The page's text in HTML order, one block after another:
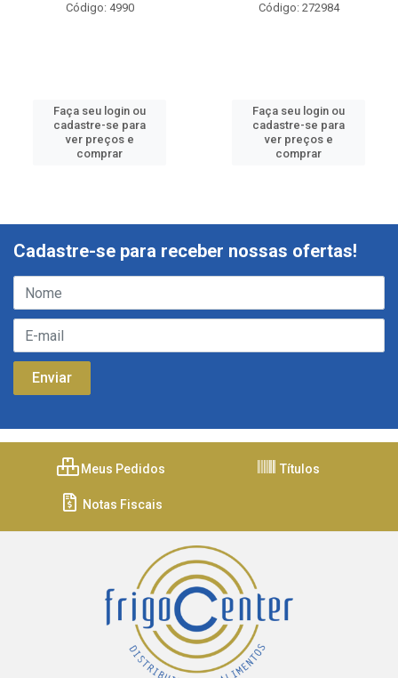
Código: 4990
Faça seu login ou
cadastre-se para
ver preços e
comprar
Código: 272984
Faça seu login ou
cadastre-se para
ver preços e
comprar
Cadastre-se para receber nossas ofertas!
Meus Pedidos Títulos
Notas Fiscais